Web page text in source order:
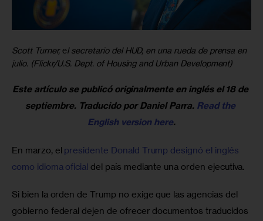
Scott Turner, el secretario del HUD, en una rueda de prensa en
julio. (Flickr/U.S. Dept. of Housing and Urban Development)
Este artículo se publicó originalmente en inglés el 18 de
septiembre. Traducido por Daniel Parra. Read the
English version here.
En marzo, el presidente Donald Trump designó el inglés
como idioma oficial del país mediante una orden ejecutiva.
Si bien la orden de Trump no exige que las agencias del
gobierno federal dejen de ofrecer documentos traducidos